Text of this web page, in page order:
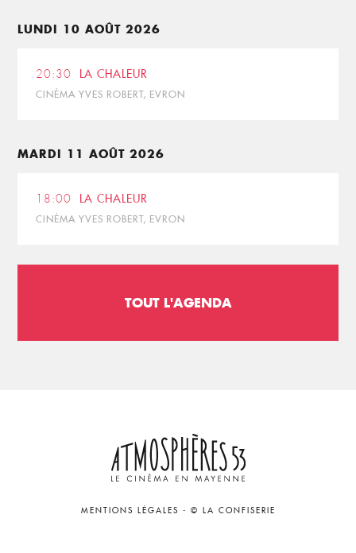
LUNDI 10 AOÛT 2026
20:30 LA CHALEUR
CINÉMA YVES ROBERT, EVRON
MARDI 11 AOÛT 2026
18:00 LA CHALEUR
CINÉMA YVES ROBERT, EVRON
TOUT L'AGENDA
MENTIONS LÉGALES - © LA CONFISERIE